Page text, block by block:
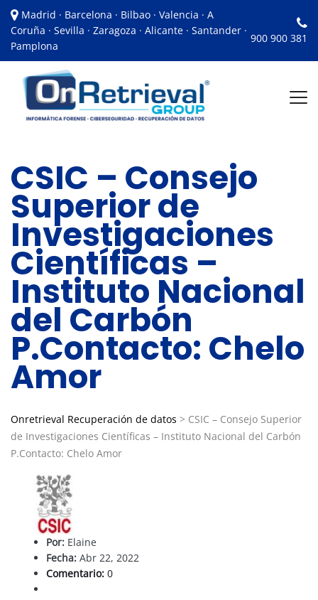
Madrid · Barcelona · Bilbao · Valencia · A
Coruña · Sevilla · Zaragoza · Alicante · Santander ·
Pamplona
900 900 381
CSIC – Consejo
Superior de
Investigaciones
Científicas –
Instituto Nacional
del Carbón
P.Contacto: Chelo
Amor
Onretrieval Recuperación de datos > CSIC – Consejo Superior
de Investigaciones Científicas – Instituto Nacional del Carbón
P.Contacto: Chelo Amor
Por: Elaine
Fecha: Abr 22, 2022
Comentario: 0